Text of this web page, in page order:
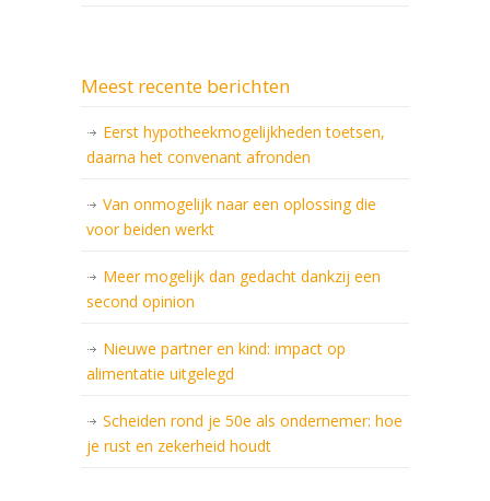
Meest recente berichten
Eerst hypotheekmogelijkheden toetsen,
daarna het convenant afronden
Van onmogelijk naar een oplossing die
voor beiden werkt
Meer mogelijk dan gedacht dankzij een
second opinion
Nieuwe partner en kind: impact op
alimentatie uitgelegd
Scheiden rond je 50e als ondernemer: hoe
je rust en zekerheid houdt